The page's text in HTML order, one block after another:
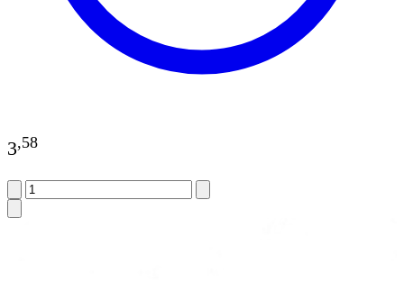
3,58